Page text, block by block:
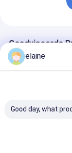
Geadviseerde
elaine
Good day, what